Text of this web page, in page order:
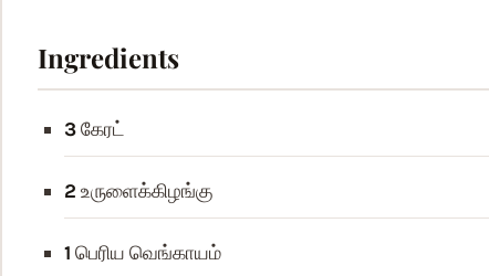
Ingredients
3கேரட்
2 உருளைக்கிழங்கு
1 பெரிய வெங்காயம்